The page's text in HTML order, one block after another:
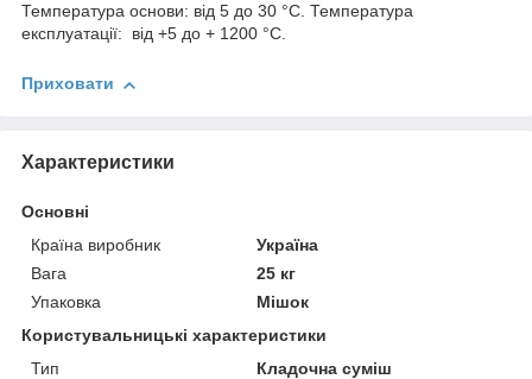
Температура основи: від 5 до 30 °C. Температура
експлуатації: від +5 до + 1200 °C.
Приховати
Характеристики
Основні
Країна виробник
Україна
Вага
25 кг
Упаковка
Мішок
Користувальницькі характеристики
Тип
Кладочна суміш